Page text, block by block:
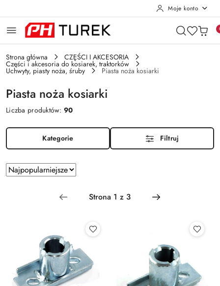
Moje konto
Strona główna CZĘŚCI I AKCESORIA
Części i akcesoria do kosiarek, traktorków
Uchwyty, piasty noża, śruby Piasta noża kosiarki
Piasta noża kosiarki
Liczba produktów:90
Kategorie Filtruj
Zastosowano
sortowanie:
Najpopularniejsze.
Sortuj
według